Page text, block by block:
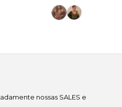
nossas SALES e